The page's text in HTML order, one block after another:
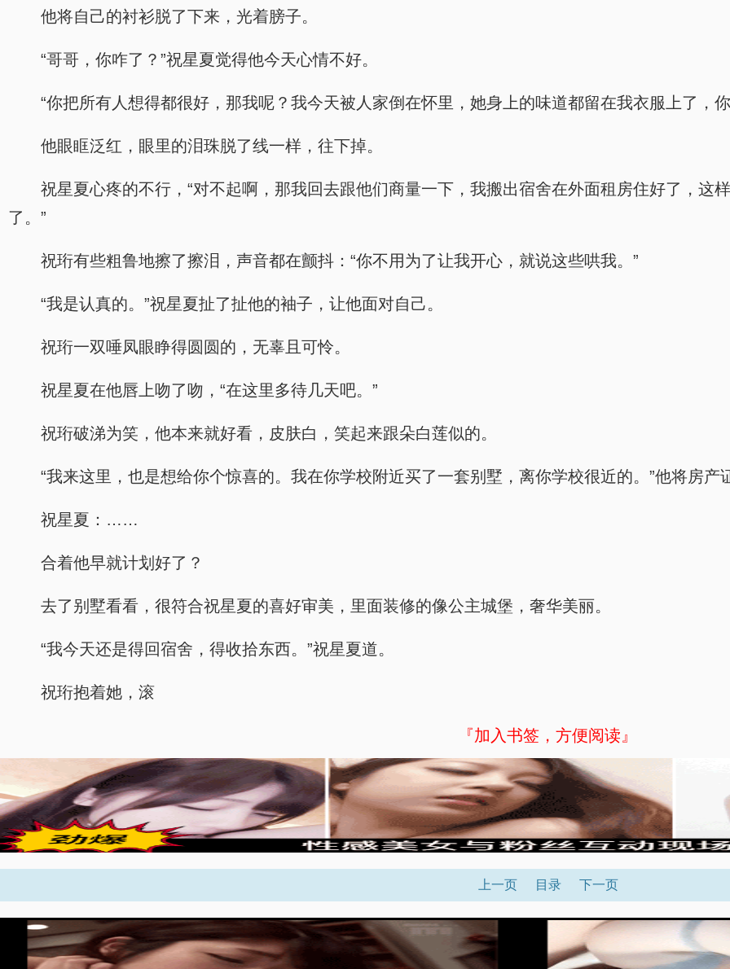
他将自己的衬衫脱了下来，光着膀子。
“哥哥，你咋了？”祝星夏觉得他今天心情不好。
“你把所有人想得都很好，那我呢？我今天被人家倒在怀里，她身上的味道都留在我衣服上了，
他眼眶泛红，眼里的泪珠脱了线一样，往下掉。
祝星夏心疼的不行，“对不起啊，那我回去跟他们商量一下，我搬出宿舍在外面租房住好了，这
了。”
祝珩有些粗鲁地擦了擦泪，声音都在颤抖：“你不用为了让我开心，就说这些哄我。”
“我是认真的。”祝星夏扯了扯他的袖子，让他面对自己。
祝珩一双唾凤眼睁得圆圆的，无辜且可怜。
祝星夏在他唇上吻了吻，“在这里多待几天吧。”
祝珩破涕为笑，他本来就好看，皮肤白，笑起来跟朵白莲似的。
“我来这里，也是想给你个惊喜的。我在你学校附近买了一套别墅，离你学校很近的。”他将房
祝星夏：……
合着他早就计划好了？
去了别墅看看，很符合祝星夏的喜好审美，里面装修的像公主城堡，奢华美丽。
“我今天还是得回宿舍，得收拾东西。”祝星夏道。
祝珩抱着她，滚
『加入书签，方便阅读』
上一页 目录 下一页